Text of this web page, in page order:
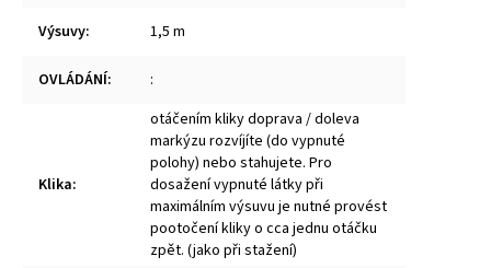
Výsuvy: 1,5 m
OVLÁDÁNÍ: :
Klika:
otáčením kliky doprava / doleva
markýzu rozvíjíte (do vypnuté
polohy) nebo stahujete. Pro
dosažení vypnuté látky při
maximálním výsuvu je nutné provést
pootočení kliky o cca jednu otáčku
zpět. (jako při stažení)